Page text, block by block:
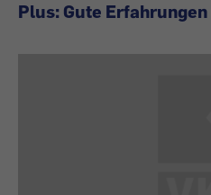
Plus: Gute